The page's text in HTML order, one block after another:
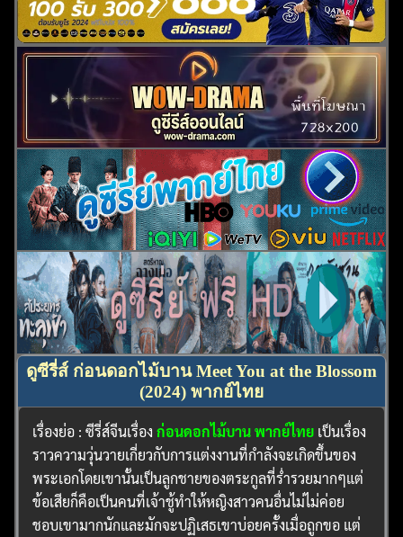
ดูซีรี่ส์ ก่อนดอกไม้บาน Meet You at the Blossom
(2024) พากย์ไทย
เรื่องย่อ : ซีรี่ส์จีนเรื่องก่อนดอกไม้บาน พากย์ไทย เป็นเรื่อง
ราวความวุ่นวายเกี่ยวกับการแต่งงานที่กำลังจะเกิดขึ้นของ
พระเอกโดยเขานั้นเป็นลูกชายของตระกูลที่ร่ำรวยมากๆแต่
ข้อเสียก็คือเป็นคนที่เจ้าชู้ทำให้หญิงสาวคนอื่นไม่ไม่ค่อย
ชอบเขามากนักและมักจะปฏิเสธเขาบ่อยครั้งเมื่อถูกขอ แต่